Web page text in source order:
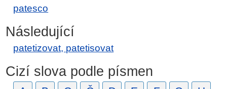
patesco
Následující
patetizovat, patetisovat
Cizí slova podle písmen